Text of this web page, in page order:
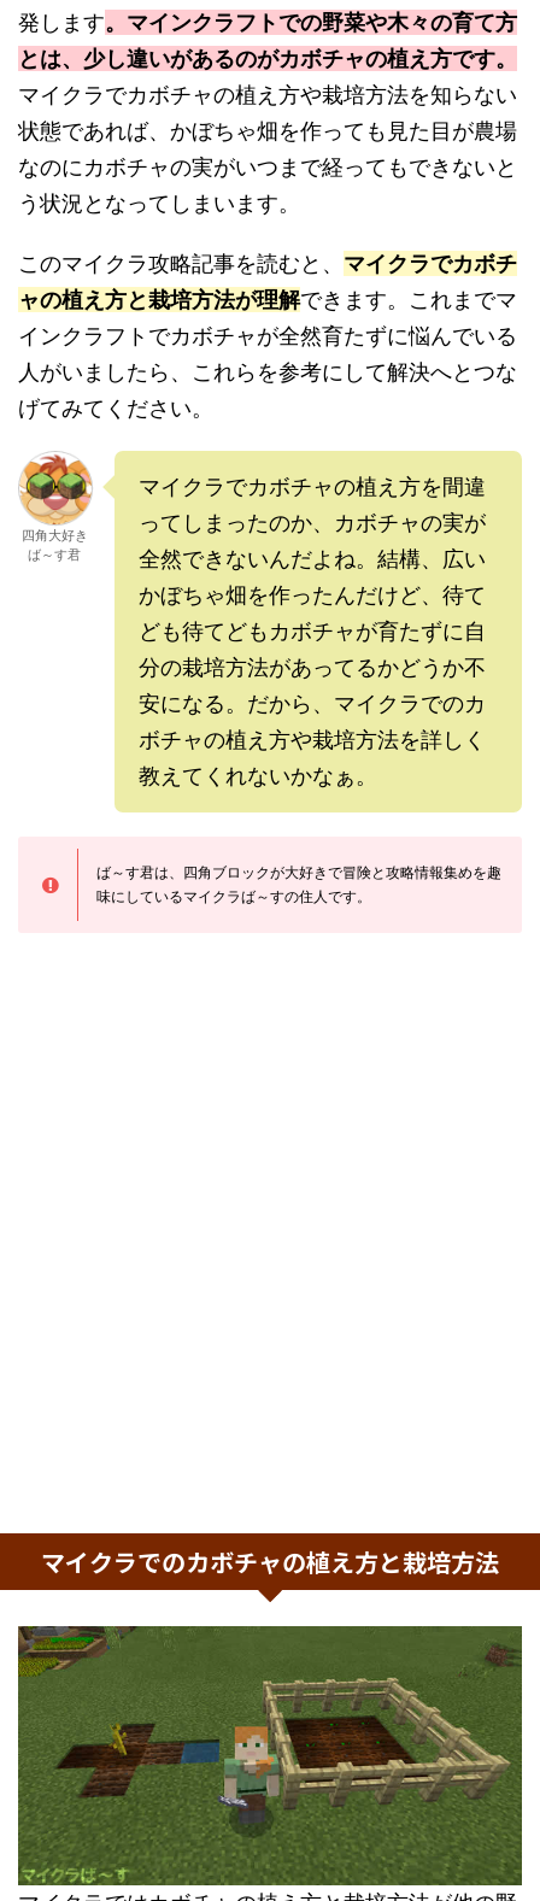
発します。マインクラフトでの野菜や木々の育て方
とは、少し違いがあるのがカボチャの植え方です。
マイクラでカボチャの植え方や栽培方法を知らない
状態であれば、かぼちゃ畑を作っても見た目が農場
なのにカボチャの実がいつまで経ってもできないと
う状況となってしまいます。
このマイクラ攻略記事を読むと、 マイクラでカボチ
ャの植え方と栽培方法が理解できます。これまでマ
インクラフトでカボチャが全然育たずに悩んでいる
人がいましたら、これらを参考にして解決へとつな
げてみてください。
四角大好き
ば～す君
マイクラでカボチャの植え方を間違
ってしまったのか、カボチャの実が
全然できないんだよね。結構、広い
かぼちゃ畑を作ったんだけど、待て
ども待てどもカボチャが育たずに自
分の栽培方法があってるかどうか不
安になる。だから、マイクラでのカ
ボチャの植え方や栽培方法を詳しく
教えてくれないかなぁ。
ば～す君は、四角ブロックが大好きで冒険と攻略情報集めを趣
味にしているマイクラば～すの住人です。
マイクラでのカボチャの植え方と栽培方法